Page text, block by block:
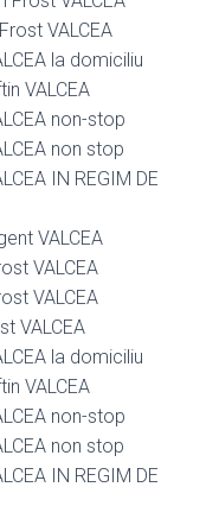
VALCEA
la domiciliu
VALCEA
non-stop
non stop
IN REGIM DE
VALCEA
VALCEA
VALCEA
VALCEA
la domiciliu
VALCEA
non-stop
non stop
IN REGIM DE